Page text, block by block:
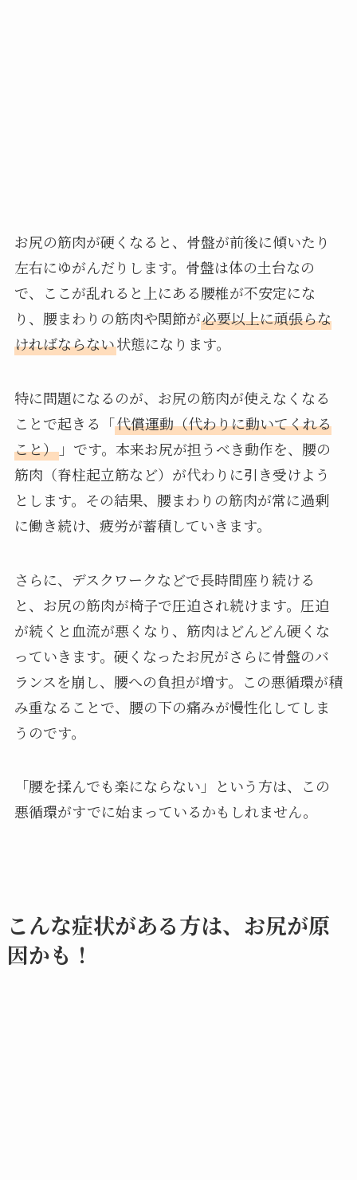
お尻の筋肉が硬くなると、骨盤が前後に傾いたり
左右にゆがんだりします。骨盤は体の土台なの
で、ここが乱れると上にある腰椎が不安定にな
り、腰まわりの筋肉や関節が必要以上に頑張らな
ければならない状態になります。
特に問題になるのが、お尻の筋肉が使えなくなる
ことで起きる「代償運動（代わりに動いてくれる
こと）」です。本来お尻が担うべき動作を、腰の
筋肉（脊柱起立筋など）が代わりに引き受けよう
とします。その結果、腰まわりの筋肉が常に過剰
に働き続け、疲労が蓄積していきます。
さらに、デスクワークなどで長時間座り続ける
と、お尻の筋肉が椅子で圧迫され続けます。圧迫
が続くと血流が悪くなり、筋肉はどんどん硬くな
っていきます。硬くなったお尻がさらに骨盤のバ
ランスを崩し、腰への負担が増す。この悪循環が積
み重なることで、腰の下の痛みが慢性化してしま
うのです。
「腰を揉んでも楽にならない」という方は、この
悪循環がすでに始まっているかもしれません。
こんな症状がある方は、お尻が原
因かも！